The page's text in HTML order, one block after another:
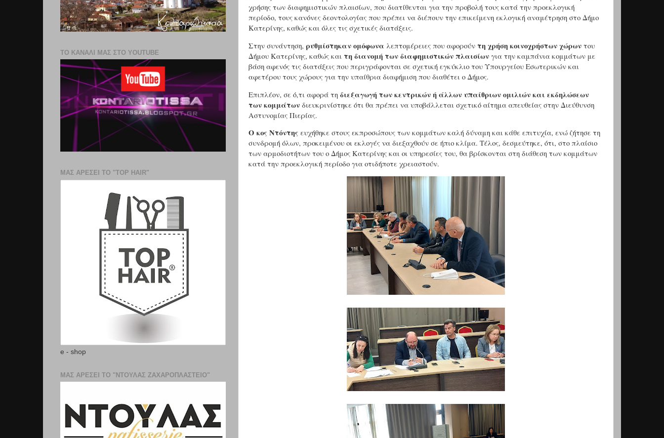
χρήσης των διαφημιστικών πλαισίων, που διατίθενται για την προβολή τους κατά την προεκλογική
περίοδο, τους κανόνες δεοντολογίας που πρέπει να διέπουν την επικείμενη εκλογική αναμέτρηση στο Δήμο
Κατερίνης, καθώς και όλες τις σχετικές διατάξεις.
Στην συνάντηση, ρυθμίστηκαν ομόφωνα λεπτομέρειες που αφορούν τη χρήσηκοινοχρήστων χώρων του
Δήμου Κατερίνης, καθώς και τη διανομή των διαφημιστικών πλαισίων για την καμπάνια κομμάτων με
βάση αφενός τις διατάξεις που περιγράφονται σε σχετική εγκύκλιο του Υπουργείου Εσωτερικών και
αφετέρου τους χώρους για την υπαίθρια διαφήμιση που διαθέτει ο Δήμος.
Επιπλέον, σε ό,τι αφορά τη διεξαγωγή των κεντρικών ή άλλων υπαίθριων ομιλιών και εκδηλώσεων
των κομμάτων διευκρινίστηκε ότι θα πρέπει να υποβάλλεται σχετικό αίτημα απευθείας στην Διεύθυνση
Αστυνομίας Πιερίας.
Ο κος Ντόντης ευχήθηκε στους εκπροσώπους των κομμάτων καλή δύναμη και κάθε επιτυχία, ενώ ζήτησε τη
συνδρομή όλων, προκειμένου οι εκλογές να διεξαχθούν σε ήπιο κλίμα. Τέλος, δεσμεύτηκε, ότι, στο πλαίσιο
των αρμοδιοτήτων του ο Δήμος Κατερίνης και οι υπηρεσίες του, θα βρίσκονται στη διάθεση των κομμάτων
κατά την προεκλογική περίοδο για οτιδήποτε χρειαστούν.
ΤΟ ΚΑΝΑΛΙ ΜΑΣ ΣΤΟ YOUTUBE
ΜΑΣ ΑΡΕΣΕΙ ΤΟ "TOP HAIR"
e - shop
ΜΑΣ ΑΡΕΣΕΙ ΤΟ "ΝΤΟΥΛΑΣ ΖΑΧΑΡΟΠΛΑΣΤΕΊΟ"